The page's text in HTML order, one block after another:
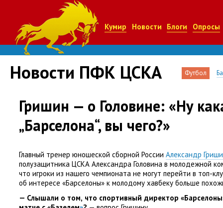
Кумир Новости Блоги Опросы
Новости ПФК ЦСКА Футбол
Гришин — о Головине: «Ну
„Барселона“, вы чего?»
Главный тренер юношеской сборной России Александр
полузащитника ЦСКА Александра Головина в молодежной
что игроки из нашего чемпионата не могут перейти в топ-
об интересе «Барселоны» к молодому хавбеку больше
— Слышали о том, что спортивный директор «